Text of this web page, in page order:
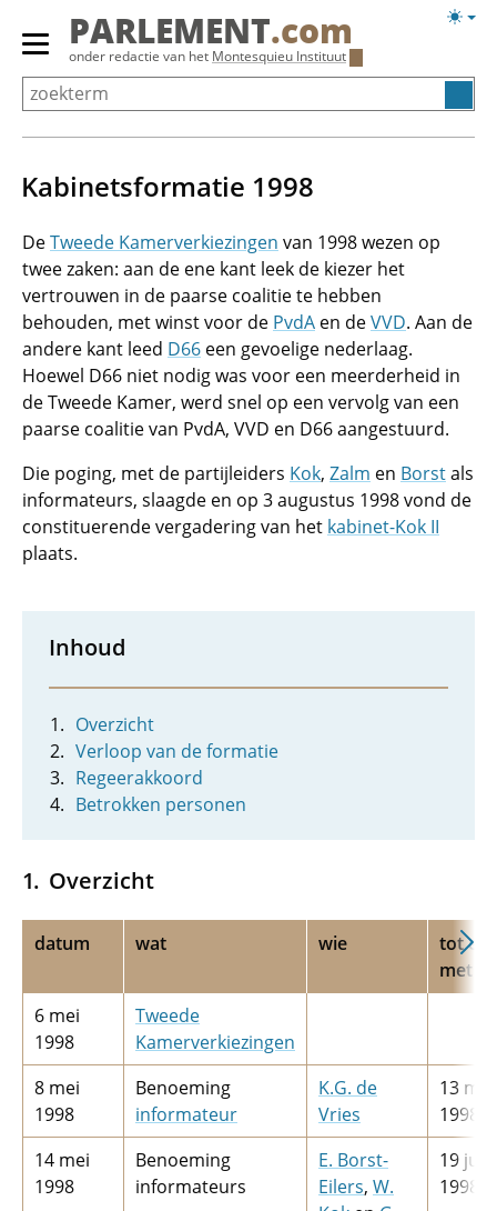
Overslaan
Primair
menu
tonen/verbergen
PARLEMENT.com
onder redactie van het Montesquieu Instituut
Kabinetsformatie 1998
DeTweede Kamerverkiezingen van 1998 wezen op
twee zaken: aan de ene kant leek de kiezer het
vertrouwen in de paarse coalitie te hebben
behouden, met winst voor de PvdA en deVVD. Aan de
andere kant leed D66 een gevoelige nederlaag.
Hoewel D66 niet nodig was voor een meerderheid in
de Tweede Kamer, werd snel op een vervolg van een
paarse coalitie van PvdA, VVD en D66 aangestuurd.
Die poging, met de partijleiders Kok, Zalm en Borstals
informateurs, slaagde en op 3 augustus 1998 vond de
constituerende vergadering van het kabinet-Kok II
plaats.
Inhoud
Overzicht
Verloop van de formatie
Regeerakkoord
Betrokken personen
Overzicht
datum wat wie
tot en
met
6 mei
1998
Tweede
Kamerverkiezingen
8 mei
1998
Benoeming
informateur
K.G. de
Vries
13 mei
1998
14 mei
1998
Benoeming
informateurs
E.­ Borst-
Eilers, W.
19 juli
1998